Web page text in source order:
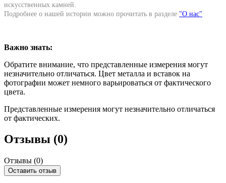
искусственных камней.
Подробнее о нашей истории можно прочитать в разделе "О нас"
Важно знать:
Обратите внимание, что представленные измерения могут
незначительно отличаться. Цвет металла и вставок на
фотографии может немного варьироваться от фактического
цвета.
Представленные измерения могут незначительно отличаться
от фактических.
Отзывы (0)
Отзывы (0)
Оставить отзыв